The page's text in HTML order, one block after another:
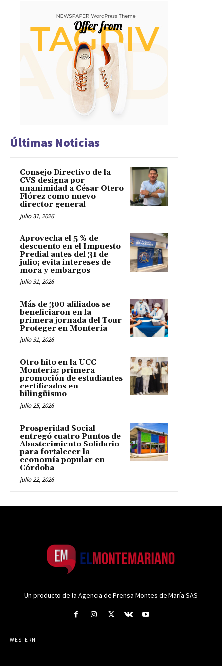
Últimas Noticias
Consejo Directivo de la
CVS designa por
unanimidad a César Otero
Flórez como nuevo
director general
julio 31, 2026
Aprovecha el 5 % de
descuento en el Impuesto
Predial antes del 31 de
julio; evita intereses de
mora y embargos
julio 31, 2026
Más de 300 afiliados se
beneficiaron en la
primera jornada del Tour
Proteger en Montería
julio 31, 2026
Otro hito en la UCC
Montería: primera
promoción de estudiantes
certificados en
bilingüismo
julio 25, 2026
Prosperidad Social
entregó cuatro Puntos de
Abastecimiento Solidario
para fortalecer la
economía popular en
Córdoba
julio 22, 2026
Un producto de la Agencia de Prensa Montes de María SAS
WESTERN